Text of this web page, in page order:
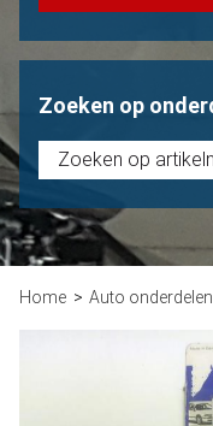
Zoeken op
Home Auto onderdelen